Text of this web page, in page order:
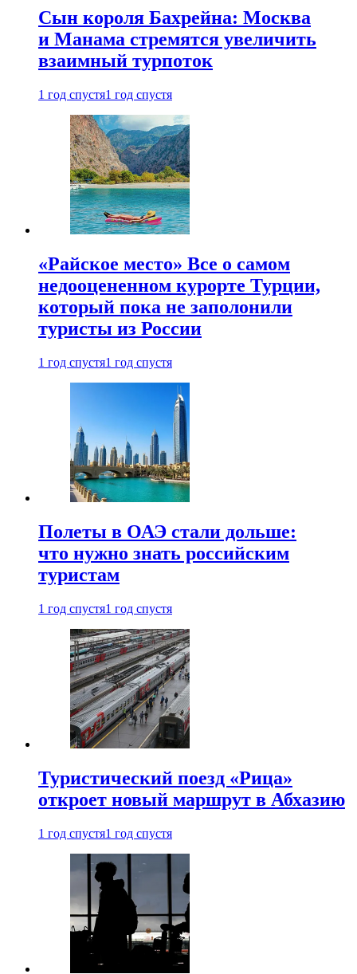
Сын короля Бахрейна: Москва
и Манама стремятся увеличить
взаимный турпоток
1 год спустя1 год спустя
«Райское место» Все о самом
недооцененном курорте Турции,
который пока не заполонили
туристы из России
1 год спустя1 год спустя
Полеты в ОАЭ стали дольше:
что нужно знать российским
туристам
1 год спустя1 год спустя
Туристический поезд «Рица»
откроет новый маршрут в Абхазию
1 год спустя1 год спустя